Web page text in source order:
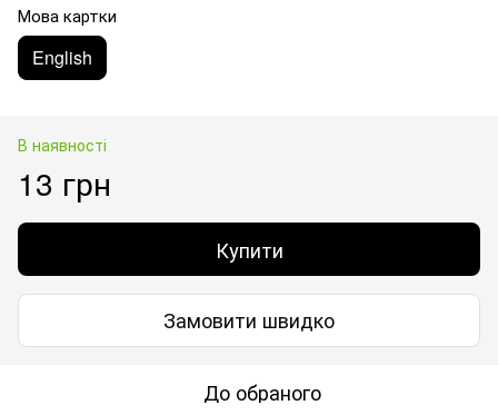
Мова картки
English
В наявності
13 грн
Купити
Замовити швидко
До обраного